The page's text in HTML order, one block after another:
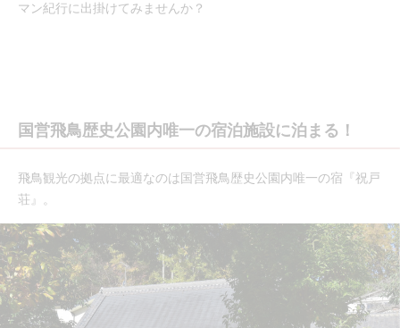
マン紀行に出掛けてみませんか？
国営飛鳥歴史公園内唯一の宿泊施設に泊まる！
飛鳥観光の拠点に最適なのは国営飛鳥歴史公園内唯一の宿『祝戸
荘』。